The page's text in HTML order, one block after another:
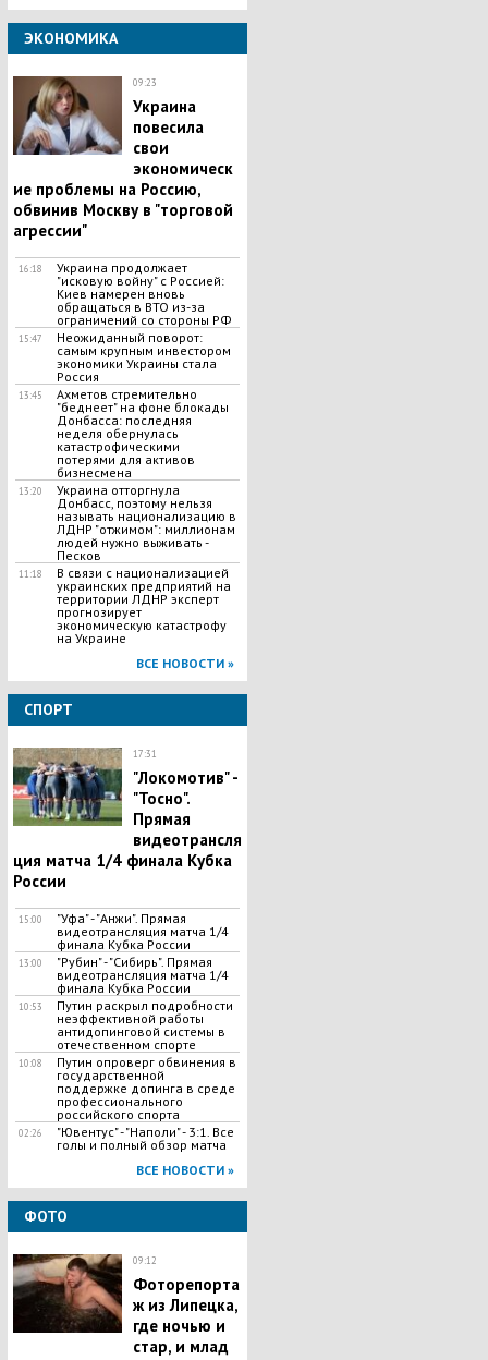
ЭКОНОМИКА
09:23
Украина
повесила
свои
экономическ
ие проблемы на Россию,
обвинив Москву в "торговой
агрессии"
16:18
Украина продолжает
"исковую войну" с Россией:
Киев намерен вновь
обращаться в ВТО из-за
ограничений со стороны РФ
15:47
Неожиданный поворот:
самым крупным инвестором
экономики Украины стала
Россия
13:45
Ахметов стремительно
"беднеет" на фоне блокады
Донбасса: последняя
неделя обернулась
катастрофическими
потерями для активов
бизнесмена
13:20
Украина отторгнула
Донбасс, поэтому нельзя
называть национализацию в
ЛДНР "отжимом": миллионам
людей нужно выживать -
Песков
11:18
В связи с национализацией
украинских предприятий на
территории ЛДНР эксперт
прогнозирует
экономическую катастрофу
на Украине
ВСЕ НОВОСТИ »
СПОРТ
17:31
"Локомотив" -
"Тосно".
Прямая
видеотрансля
ция матча 1/4 финала Кубка
России
15:00
"Уфа" - "Анжи". Прямая
видеотрансляция матча 1/4
финала Кубка России
13:00
"Рубин" - "Сибирь". Прямая
видеотрансляция матча 1/4
финала Кубка России
10:53
Путин раскрыл подробности
неэффективной работы
антидопинговой системы в
отечественном спорте
10:08
Путин опроверг обвинения в
государственной
поддержке допинга в среде
профессионального
российского спорта
02:26
"Ювентус" - "Наполи" - 3:1. Все
голы и полный обзор матча
ВСЕ НОВОСТИ »
ФОТО
09:12
Фоторепорта
ж из Липецка,
где ночью и
стар, и млад